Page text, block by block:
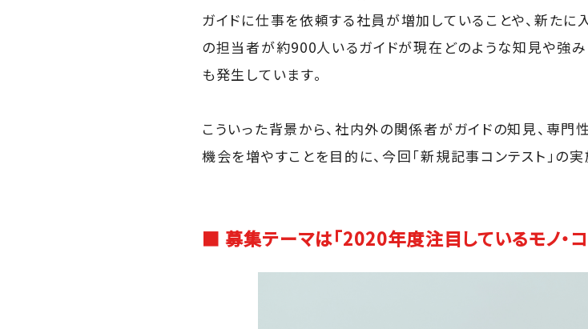
ガイドに仕事を依頼する社員が増加していることや、新た
の担当者が約900人いるガイドが現在どのような知見や強
も発生しています。
こういった背景から、社内外の関係者がガイドの知見、専門
機会を増やすことを目的に、今回「新規記事コンテスト」の実
■ 募集テーマは「2020年度注目しているモノ・コ